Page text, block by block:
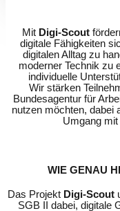
Mit Digi-Scout
digitale Fähigkeiten
digitalen Alltag zu
moderner Technik zu
individuelle
Wir stärken
Bundesagentur für
nutzen möchten, dabei
Umgang mit
WIE GENAU
Das Projekt Digi-Scout
SGB II dabei, digitale